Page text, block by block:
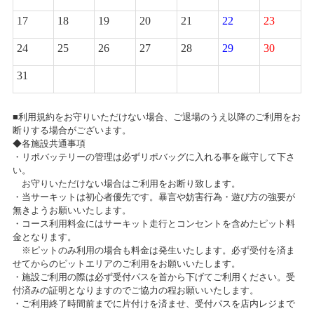
花、プラモデル組み立て企画』！第8回
TVアニメ「ガーリー・エアフォース」特別企画『グリペン役・森嶋優
2019/01/31
TVアニメ「ガーリー・エアフォース」特別企画『グリペン役・森嶋優
花、プラモデル組み立て企画』！第6回
2019/01/22
TVアニメ「ガーリー・エアフォース」特別企画『グリペン役・森嶋優
花、プラモデル組み立て企画』！ 第5回
2019/01/17
TVアニメ「ガーリー・エアフォース」特別企画『グリペン役・森嶋優
花、プラモデル組み立て企画』！ 第4回
2024サマーセール開催のお知らせ
カテゴリ：セール
2024/07/29(月)～2024/10/06(日)
カテゴリ：ラジコン
【札幌店】ミニ四駆計測会開催します！
2024/06/30(日)
カテゴリ：ラジコン
【札幌店】ガンプラ組立体験会を開催します！
2024/06/30(日)
カテゴリ：プラモデル
17 18 19 20 21 22 23
24 25 26 27 28 29 30
31
■利用規約をお守りいただけない場合、ご退場のうえ以降のご利用をお
断りする場合がございます。
◆各施設共通事項
・リポバッテリーの管理は必ずリポバッグに入れる事を厳守して下さ
い。
お守りいただけない場合はご利用をお断り致します。
・当サーキットは初心者優先です。暴言や妨害行為・遊び方の強要が
無きようお願いいたします。
・コース利用料金にはサーキット走行とコンセントを含めたピット料
金となります。
※ピットのみ利用の場合も料金は発生いたします。必ず受付を済ま
せてからのピットエリアのご利用をお願いいたします。
・施設ご利用の際は必ず受付パスを首から下げてご利用ください。受
付済みの証明となりますのでご協力の程お願いいたします。
・ご利用終了時間前までに片付けを済ませ、受付パスを店内レジまで